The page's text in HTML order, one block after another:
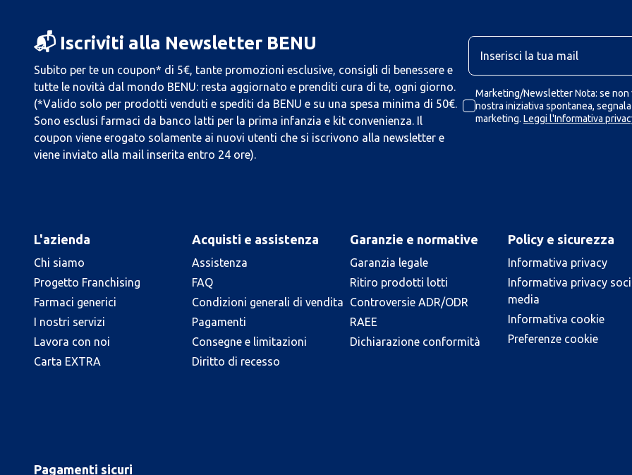
📬 Iscriviti alla Newsletter BENU
Subito per te un coupon* di 5€, tante promozioni esclusive, consigli di benessere e
tutte le novità dal mondo BENU: resta aggiornato e prenditi cura di te, ogni giorno.
(*Valido solo per prodotti venduti e spediti da BENU e su una spesa minima di 50€.
Sono esclusi farmaci da banco latti per la prima infanzia e kit convenienza. Il
coupon viene erogato solamente ai nuovi utenti che si iscrivono alla newsletter e
viene inviato alla mail inserita entro 24 ore).
Marketing/Newsletter Nota: se non
nostra iniziativa spontanea,
marketing. Leggi l'Informativa
L'azienda
Chi siamo
Progetto Franchising
Farmaci generici
I nostri servizi
Lavora con noi
Carta EXTRA
Acquisti e assistenza
Assistenza
FAQ
Condizioni generali di vendita
Pagamenti
Consegne e limitazioni
Diritto di recesso
Garanzie e normative
Garanzia legale
Ritiro prodotti lotti
Controversie ADR/ODR
RAEE
Dichiarazione conformità
Policy e sicurezza
Informativa privacy
Informativa privacy
media
Informativa cookie
Preferenze cookie
Pagamenti sicuri